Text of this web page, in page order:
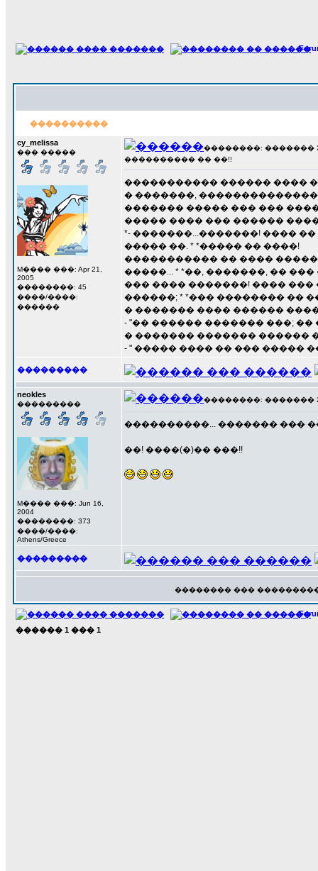
����������
cy_melissa
��� �����
M���� ���: Apr 21,
2005
��������: 45
����/����:
������
��������: ������� 21
���������� �� ��!!
����������� ������ ����
� �������,
������� ����� ��� ���
����� ���� ��� ������
*- �������...�������! ����
����� ��. * *����� �� ����!
����������� �� ����
�����... * *��, �������, ��
��� ���� �������! ���� ���
������; * *��� �������� ��
� ������� ���� ������
- "�� ������ ������� ���;
� ������� ������� ������
- " ����� ���� �� ��� �����
���������
neokles
���������
M���� ���: Jun 16,
2004
��������: 373
����/����:
Athens/Greece
��������: ������� 21
����������... ������� ���
��! ����(�)�� ���!!
���������
�������� ���
������ 1 ��� 1